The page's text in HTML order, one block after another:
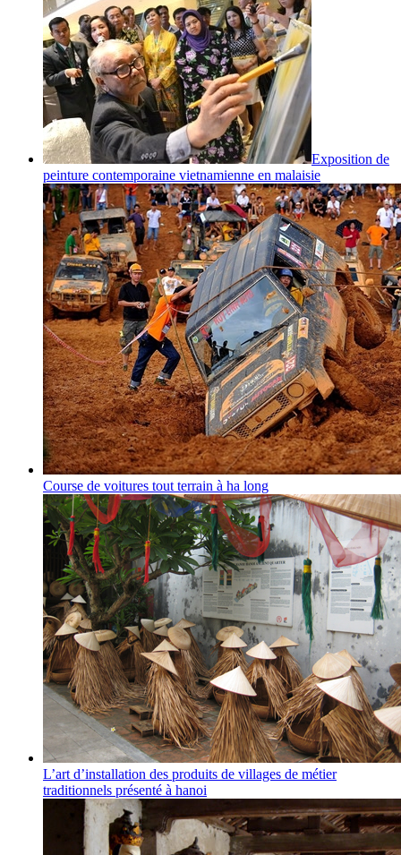
Exposition de
peinture contemporaine vietnamienne en malaisie
Course de voitures tout terrain à ha long
L’art d’installation des produits de villages de métier
traditionnels présenté à hanoi